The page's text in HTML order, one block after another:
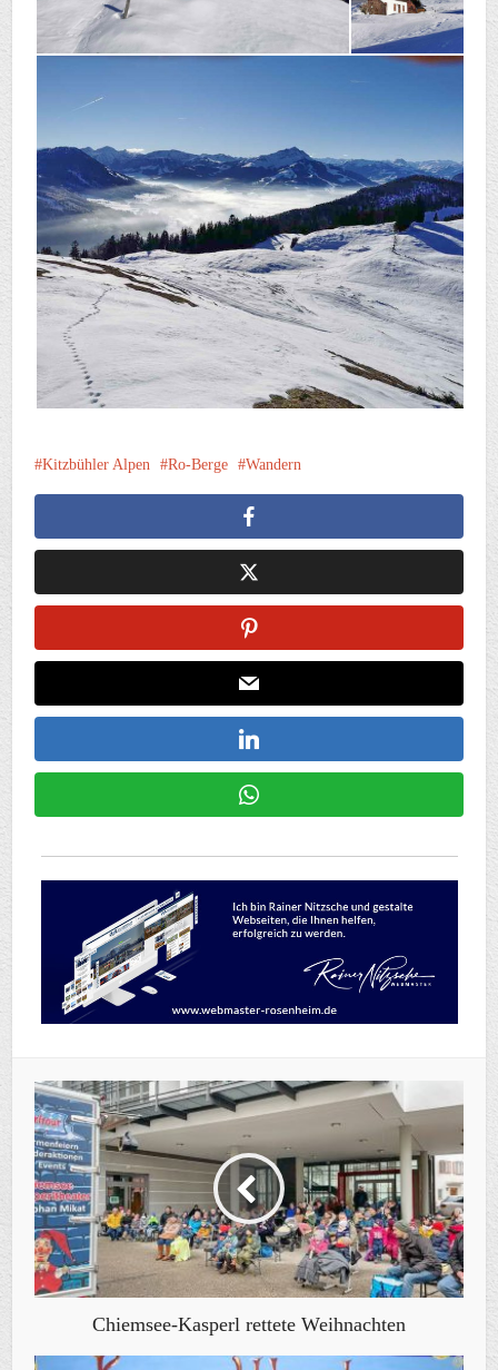
Kitzbühler Alpen Ro-Berge Wandern
Chiemsee-Kasperl rettete Weihnachten